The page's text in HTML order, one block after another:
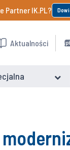
Partner IK.PL?
Aktualności